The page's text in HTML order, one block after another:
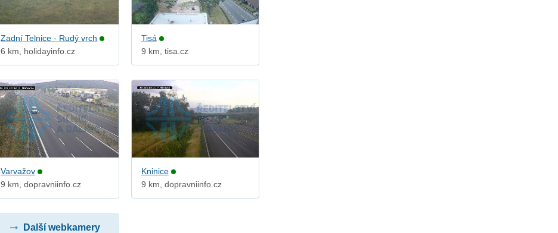
Zadní Telnice - Rudý vrch
6 km, holidayinfo.cz
Tisá
9 km, tisa.cz
Varvažov
9 km, dopravniinfo.cz
Kninice
9 km, dopravniinfo.cz
Další webkamery